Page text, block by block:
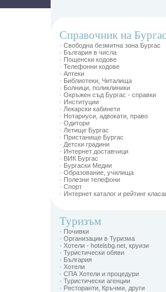
Справочник на Бургас
· Свободна безмитна зона Бургас
· България в числа
· Пощенски кодове
· Телефонни кодове
· Аптеки
· Библиотеки, Читалища
· Болници, поликлиники
· Окръжен съд Бургас - справки
· Институции
· Лекарски кабинети
· Нотариуси, адвокати, право
· Одитори
· Летище Бургас
· Пристанище Бургас
· Детски градини
· Интернет доставчици
· ВИК Бургас
· Бургаски Медии
· Образование, училища
· Полезни телефони
· Спорт
· Интернет каталог и рейтинг
Туризъм
· Почивки
· Организации в Туризма
· Хотели - hotelsbg.net, круизи
· Туристически обяви
· България
· Хотели
· СПА Хотели и процедури
· Туристически агенции
· Ресторанти, Кръчми, други